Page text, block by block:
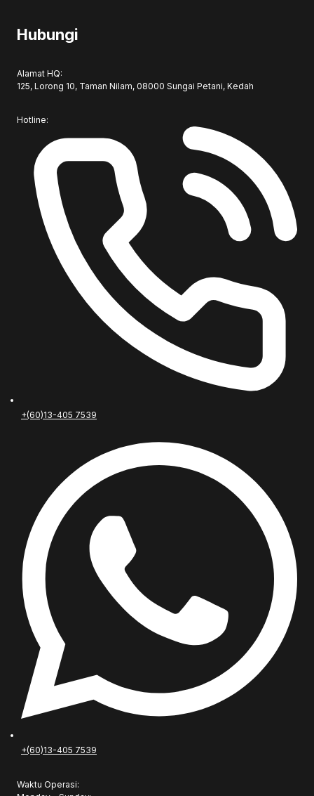
Hubungi
Alamat HQ:
125, Lorong 10, Taman Nilam, 08000 Sungai Petani, Kedah
Hotline:
+(60)13-405 7539
+(60)13-405 7539
Waktu Operasi: